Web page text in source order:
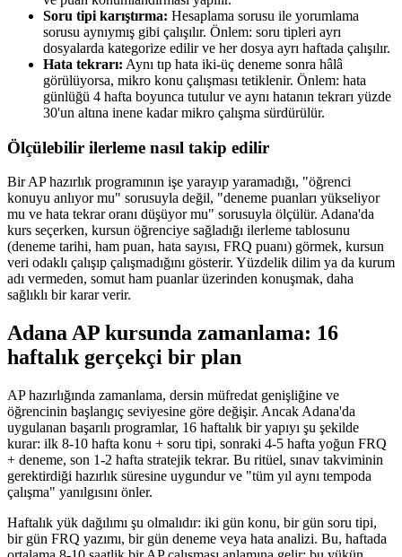
Soru tipi karıştırma: Hesaplama sorusu ile yorumlama
sorusu aynıymış gibi çalışılır. Önlem: soru tipleri ayrı
dosyalarda kategorize edilir ve her dosya ayrı haftada çalışılır.
Hata tekrarı: Aynı tıp hata iki-üç deneme sonra hâlâ
görülüyorsa, mikro konu çalışması tetiklenir. Önlem: hata
günlüğü 4 hafta boyunca tutulur ve aynı hatanın tekrarı yüzde
30'un altına inene kadar mikro çalışma sürdürülür.
Ölçülebilir ilerleme nasıl takip edilir
Bir AP hazırlık programının işe yarayıp yaramadığı, "öğrenci
konuyu anlıyor mu" sorusuyla değil, "deneme puanları yükseliyor
mu ve hata tekrar oranı düşüyor mu" sorusuyla ölçülür. Adana'da
kurs seçerken, kursun öğrenciye sağladığı ilerleme tablosunu
(deneme tarihi, ham puan, hata sayısı, FRQ puanı) görmek, kursun
veri odaklı çalışıp çalışmadığını gösterir. Yüzdelik dilim ya da kurum
adı vermeden, somut ham puanlar üzerinden konuşmak, daha
sağlıklı bir karar verir.
Adana AP kursunda zamanlama: 16
haftalık gerçekçi bir plan
AP hazırlığında zamanlama, dersin müfredat genişliğine ve
öğrencinin başlangıç seviyesine göre değişir. Ancak Adana'da
uygulanan başarılı programlar, 16 haftalık bir yapıyı şu şekilde
kurar: ilk 8-10 hafta konu + soru tipi, sonraki 4-5 hafta yoğun FRQ
+ deneme, son 1-2 hafta stratejik tekrar. Bu ritüel, sınav takviminin
gerektirdiği hazırlık süresine uygundur ve "tüm yıl aynı tempoda
çalışma" yanılgısını önler.
Haftalık yük dağılımı şu olmalıdır: iki gün konu, bir gün soru tipi,
bir gün FRQ yazımı, bir gün deneme veya hata analizi. Bu, haftada